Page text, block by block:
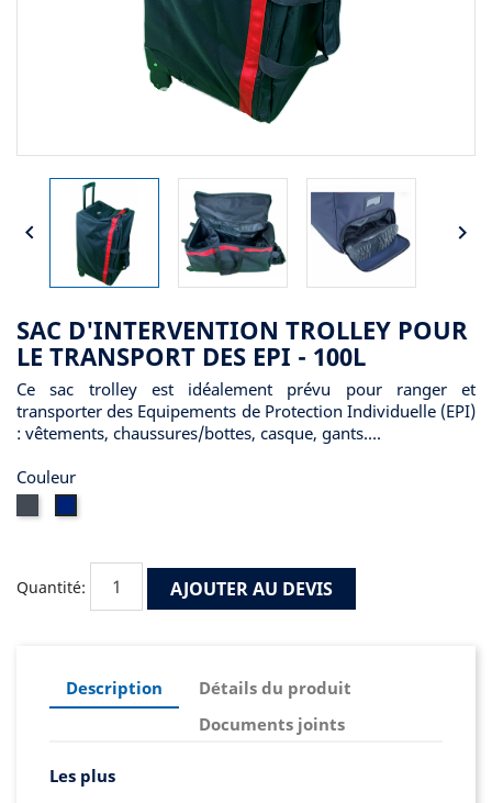
 
SAC D'INTERVENTION TROLLEY POUR
LE TRANSPORT DES EPI - 100L
Ce sac trolley est idéalement prévu pour ranger et
transporter des Equipements de Protection Individuelle (EPI)
: vêtements, chaussures/bottes, casque, gants….
Couleur
Quantité: AJOUTER AU DEVIS
Description
Détails du produit
Documents joints
Les plus